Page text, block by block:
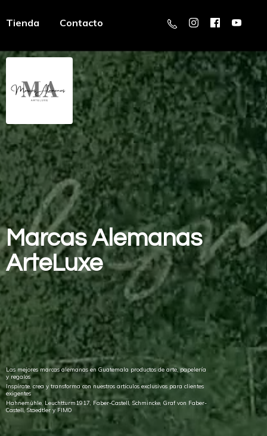
Tienda Contacto
MarcasAlemanas
ArteLuxe
Las mejores marcas alemanas en Guatemala productos de arte, papelería
y regalos
Inspírate, crea y transforma con nuestros artículos exclusivos para clientes
exigentes
Hahnemühle, Leuchtturm1917, Faber-Castell, Schmincke, Graf von Faber-
Castell, Staedtler y FIMO